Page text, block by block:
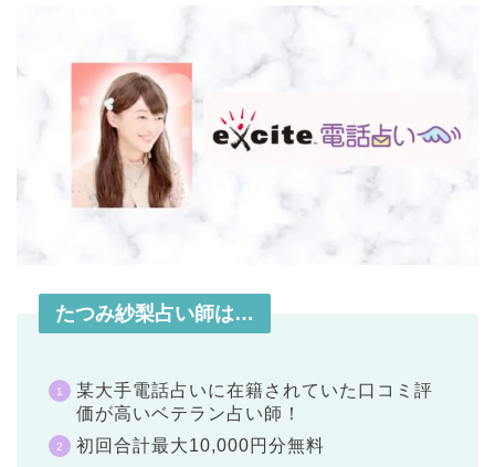
たつみ紗梨占い師は…
某大手電話占いに在籍されていた口コミ評
価が高いベテラン占い師！
初回合計最大10,000円分無料